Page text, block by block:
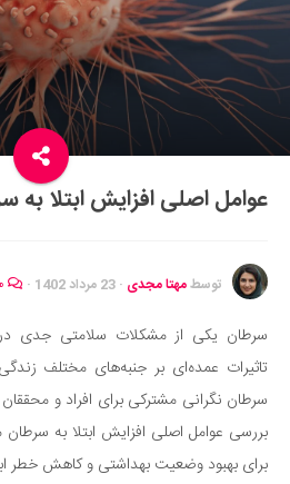
دکوراسیون و چیدمان
غذا
رستوران گردی
آشپزی
سفر و گردشگری
ایران گردی
رابطه، عشق و ازدواج
سلامت
تغذیه سالم
بهداشت
بیماری و درمان
عوامل اصلی افزایش ابتلا
توسطمهتا مجدی · 23 مرداد 1402 ·
سرطان یکی از مشکلات سلامتی جدی
تاثیرات عمده‌ای بر جنبه‌های مختلف
سرطان نگرانی مشترکی برای افراد و
بررسی عوامل اصلی افزایش ابتلا به
برای بهبود وضعیت بهداشتی و کاهش خطر